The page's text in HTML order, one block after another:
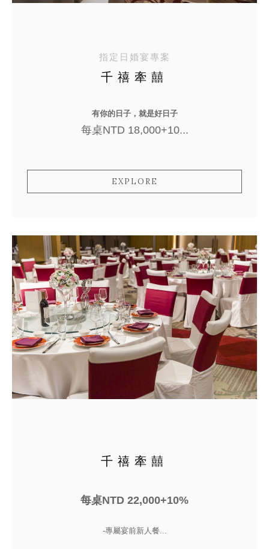
指定日婚宴專案
千禧牽囍
有你的日子，就是好日子
每桌NTD 18,000+10...
EXPLORE
千禧牽囍
每桌NTD 22,000+10%
-專屬宴前新人餐...